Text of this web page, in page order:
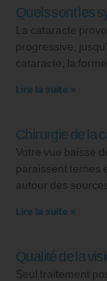
Quels sont les
La cataracte
progressive,
cataracte, la
Lire la suite »
Chirurgie de la
Votre vue baisse
paraissent ternes
autour des
Lire la suite »
Qualité de la
Seul traitement